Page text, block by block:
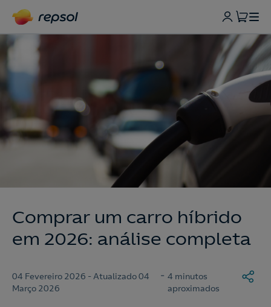
Comprar um carro híbrido
em 2026: análise completa
04 Fevereiro 2026 - Atualizado 04
Março 2026
- 4 minutos
aproximados